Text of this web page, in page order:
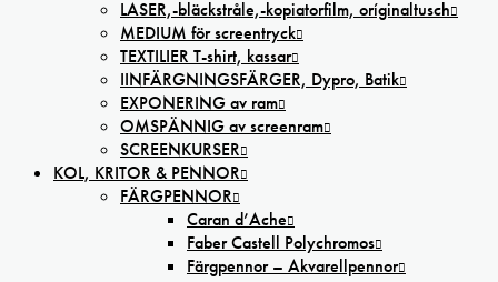
LASER,-bläckstråle,-kopiatorfilm, oríginaltusch
MEDIUM för screentryck
TEXTILIER T-shirt, kassar
IINFÄRGNINGSFÄRGER, Dypro, Batik
EXPONERING av ram
OMSPÄNNIG av screenram
SCREENKURSER
KOL, KRITOR & PENNOR
FÄRGPENNOR
Caran d’Ache
Faber Castell Polychromos
Färgpennor – Akvarellpennor